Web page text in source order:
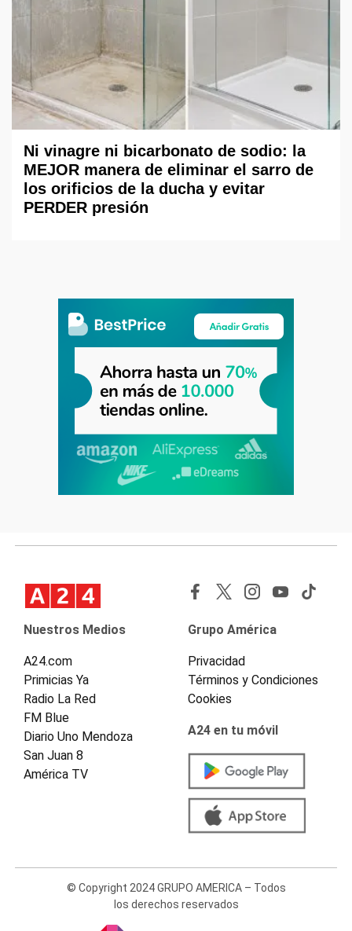
Ni vinagre ni bicarbonato de sodio: la
MEJOR manera de eliminar el sarro de
los orificios de la ducha y evitar
PERDER presión
Nuestros Medios
A24.com
Primicias Ya
Radio La Red
FM Blue
Diario Uno Mendoza
San Juan 8
América TV
Grupo América
Privacidad
Términos y Condiciones
Cookies
A24 en tu móvil
© Copyright 2024 GRUPO AMERICA – Todos
los derechos reservados